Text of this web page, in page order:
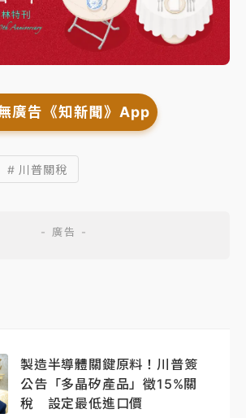
廣告《知新聞》App
# 川普關稅
製造半導體關鍵原料！川普簽
公告「多晶矽產品」徵15%關
稅 設定最低進口價